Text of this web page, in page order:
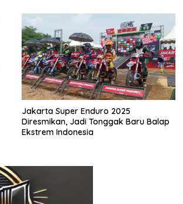
Jakarta Super Enduro 2025
Diresmikan, Jadi Tonggak Baru Balap
Ekstrem Indonesia